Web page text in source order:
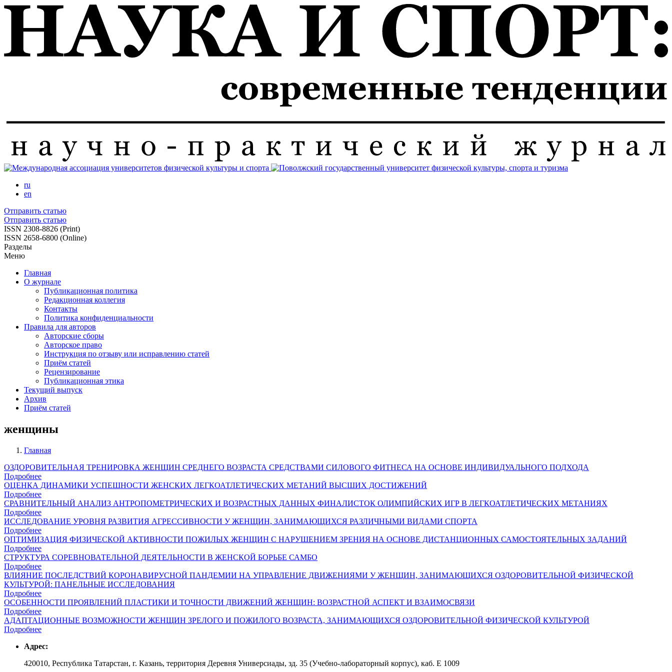
Перейти
основному
ru
en
Отправить статью
Отправить статью
ISSN 2308-8826 (Print)
ISSN 2658-6800 (Online)
Разделы
Меню
Главная
О журнале
Публикационная политика
Редакционная коллегия
Контакты
Политика конфиденциальности
Правила для авторов
Авторские сборы
Авторское право
Инструкция по отзыву или исправлению статей
Приём статей
Рецензирование
Публикационная этика
Текущий выпуск
Архив
Приём статей
женщины
Строка
навигации
Главная
ОЗДОРОВИТЕЛЬНАЯ ТРЕНИРОВКА ЖЕНЩИН СРЕДНЕГО ВОЗРАСТА СРЕДСТВАМИ СИЛОВОГО ФИТНЕСА НА ОСНОВЕ ИНДИВИДУАЛЬНОГО ПОДХОДА
Подробнее
ОЦЕНКА ДИНАМИКИ УСПЕШНОСТИ ЖЕНСКИХ ЛЕГКОАТЛЕТИЧЕСКИХ МЕТАНИЙ ВЫСШИХ ДОСТИЖЕНИЙ
Подробнее
СРАВНИТЕЛЬНЫЙ АНАЛИЗ АНТРОПОМЕТРИЧЕСКИХ И ВОЗРАСТНЫХ ДАННЫХ ФИНАЛИСТОК ОЛИМПИЙСКИХ ИГР В ЛЕГКОАТЛЕТИЧЕСКИХ МЕТАНИЯХ
Подробнее
ИССЛЕДОВАНИЕ УРОВНЯ РАЗВИТИЯ АГРЕССИВНОСТИ У ЖЕНЩИН, ЗАНИМАЮЩИХСЯ РАЗЛИЧНЫМИ ВИДАМИ СПОРТА
Подробнее
ОПТИМИЗАЦИЯ ФИЗИЧЕСКОЙ АКТИВНОСТИ ПОЖИЛЫХ ЖЕНЩИН С НАРУШЕНИЕМ ЗРЕНИЯ НА ОСНОВЕ ДИСТАНЦИОННЫХ САМОСТОЯТЕЛЬНЫХ ЗАДАНИЙ
Подробнее
СТРУКТУРА СОРЕВНОВАТЕЛЬНОЙ ДЕЯТЕЛЬНОСТИ В ЖЕНСКОЙ БОРЬБЕ САМБО
Подробнее
ВЛИЯНИЕ ПОСЛЕДСТВИЙ КОРОНАВИРУСНОЙ ПАНДЕМИИ НА УПРАВЛЕНИЕ ДВИЖЕНИЯМИ У ЖЕНЩИН, ЗАНИМАЮЩИХСЯ ОЗДОРОВИТЕЛЬНОЙ ФИЗИЧЕСКОЙ
КУЛЬТУРОЙ: ПАНЕЛЬНЫЕ ИССЛЕДОВАНИЯ
Подробнее
ОСОБЕННОСТИ ПРОЯВЛЕНИЙ ПЛАСТИКИ И ТОЧНОСТИ ДВИЖЕНИЙ ЖЕНЩИН: ВОЗРАСТНОЙ АСПЕКТ И ВЗАИМОСВЯЗИ
Подробнее
АДАПТАЦИОННЫЕ ВОЗМОЖНОСТИ ЖЕНЩИН ЗРЕЛОГО И ПОЖИЛОГО ВОЗРАСТА, ЗАНИМАЮЩИХСЯ ОЗДОРОВИТЕЛЬНОЙ ФИЗИЧЕСКОЙ КУЛЬТУРОЙ
Подробнее
Адрес:
420010, Республика Татарстан, г. Казань, территория Деревня Универсиады, зд. 35 (Учебно-лабораторный корпус), каб. Е 1009